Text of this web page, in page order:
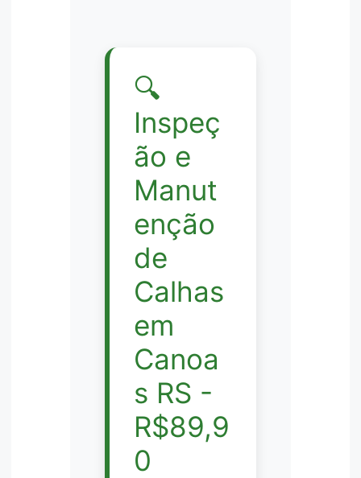
🔍
Inspeç
ão e
Manut
enção
de
Calhas
em
Canoa
s RS -
R$89,9
0